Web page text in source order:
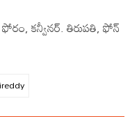
కన్వీనర్. తిరుపతి, ఫోన్